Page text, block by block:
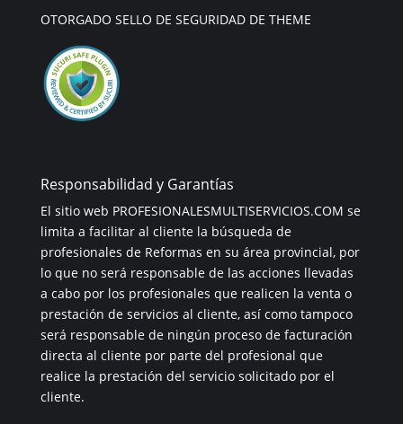
OTORGADO SELLO DE SEGURIDAD DE THEME
Responsabilidad y Garantías
El sitio web PROFESIONALESMULTISERVICIOS.COM se
limita a facilitar al cliente la búsqueda de
profesionales de Reformas en su área provincial, por
lo que no será responsable de las acciones llevadas
a cabo por los profesionales que realicen la venta o
prestación de servicios al cliente, así como tampoco
será responsable de ningún proceso de facturación
directa al cliente por parte del profesional que
realice la prestación del servicio solicitado por el
cliente.